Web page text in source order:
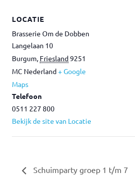
LOCATIE
Brasserie Om de Dobben
Langelaan 10
Burgum Friesland9251
MC Nederland+ Google
Maps
Telefoon
0511 227 800
Bekijk de site van Locatie
Schuimparty groep 1 t/m 7